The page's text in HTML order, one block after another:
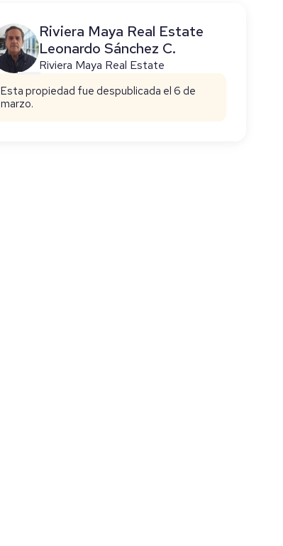
Riviera Maya Real Estate
Leonardo Sánchez C.
Riviera Maya Real Estate
Esta propiedad fue despublicada el 6 de
marzo.